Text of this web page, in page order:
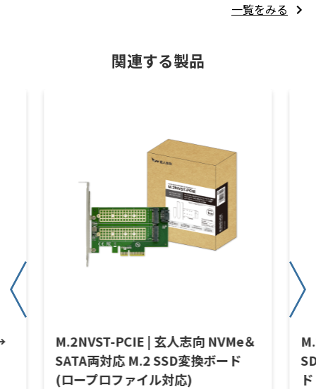
一覧をみる
関連する製品
M.2NVST-PCIE | 玄人志向 NVMe＆
SATA両対応 M.2 SSD変換ボード
(ロープロファイル対応)
ド